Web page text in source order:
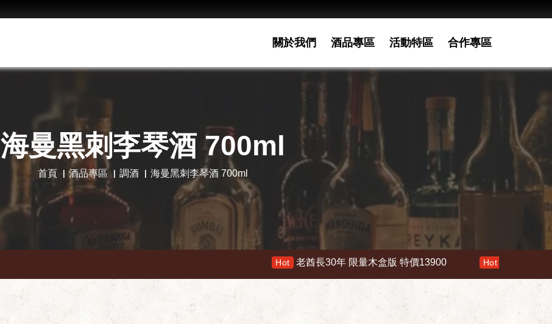
關於我們 酒品專區 活動特區 合作專區
海曼黑刺李琴酒 700ml
首頁 酒品專區 調酒 海曼黑刺李琴酒 700ml
老酋長30年 限量木盒版 特價13900 Hot 響 30年 特價 178000